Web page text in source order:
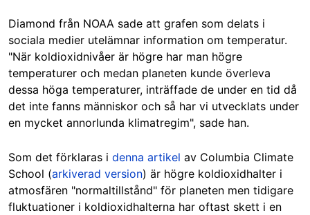
Diamond från NOAA sade att grafen som delats i
sociala medier utelämnar information om temperatur.
"När koldioxidnivåer är högre har man högre
temperaturer och medan planeten kunde överleva
dessa höga temperaturer, inträffade de under en tid då
det inte fanns människor och så har vi utvecklats under
en mycket annorlunda klimatregim", sade han.
Som det förklaras i denna artikel av Columbia Climate
School (arkiverad version) är högre koldioxidhalter i
atmosfären "normaltillstånd" för planeten men tidigare
fluktuationer i koldioxidhalterna har oftast skett i en